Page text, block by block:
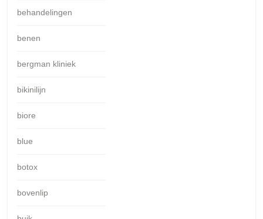
behandelingen
benen
bergman kliniek
bikinilijn
biore
blue
botox
bovenlip